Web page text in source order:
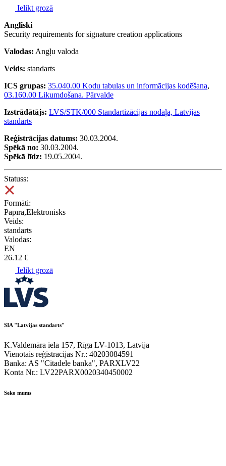
Ielikt grozā
Angliski
Security requirements for signature creation applications
Valodas: Angļu valoda
Veids: standarts
ICS grupas: 35.040.00 Kodu tabulas un informācijas kodēšana,
03.160.00 Likumdošana. Pārvalde
Izstrādātājs: LVS/STK/000 Standartizācijas nodaļa, Latvijas
standarts
Reģistrācijas datums: 30.03.2004.
Spēkā no: 30.03.2004.
Spēkā līdz: 19.05.2004.
Statuss:
Formāti:
Papīra,Elektronisks
Veids:
standarts
Valodas:
EN
26.12 €
Ielikt grozā
SIA "Latvijas standarts"
K.Valdemāra iela 157, Rīga LV-1013, Latvija
Vienotais reģistrācijas Nr.: 40203084591
Banka: AS "Citadele banka", PARXLV22
Konta Nr.: LV22PARX0020340450002
Seko mums